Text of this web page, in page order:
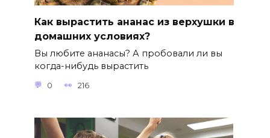
Как вырастить ананас из верхушки в
домашних условиях?
Вы любите ананасы? А пробовали ли вы
когда-нибудь вырастить
0 216